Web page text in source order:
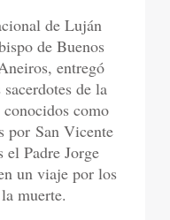
de Luján
de Buenos
entregó
de la
como
por San Vicente
el Padre Jorge
un viaje por los
muerte.